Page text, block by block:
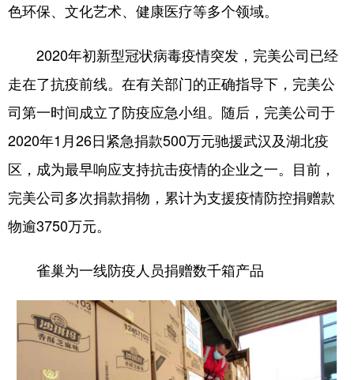
色环保、文化艺术、健康医疗等多个领域。
2020年初新型冠状病毒疫情突发，完美公司已经
走在了抗疫前线。在有关部门的正确指导下，完美公
司第一时间成立了防疫应急小组。随后，完美公司于
2020年1月26日紧急捐款500万元驰援武汉及湖北疫
区，成为最早响应支持抗击疫情的企业之一。目前，
完美公司多次捐款捐物，累计为支援疫情防控捐赠款
物逾3750万元。
雀巢为一线防疫人员捐赠数千箱产品